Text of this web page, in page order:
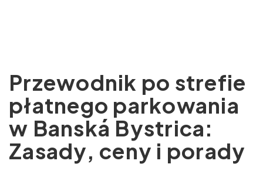
Przewodnik po strefie
płatnego parkowania
w Banská Bystrica:
Zasady, ceny i porady